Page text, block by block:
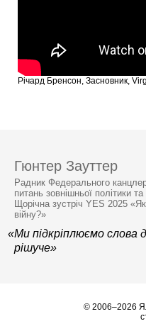
Річард Бренсон, Засновник,
Гюнтер Зауттер
Радник Федерального
питань зовнішньої політики
Щорічна зустріч YES 2025
війну?»
«Ми підкріплюємо слова
рішуче»
© 2006–2026